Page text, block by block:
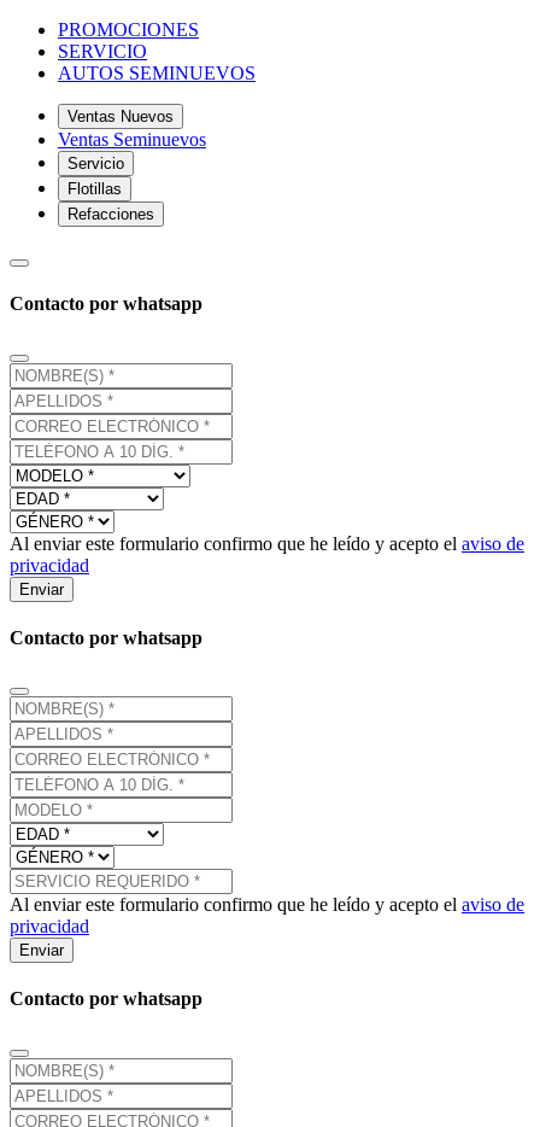
PROMOCIONES
SERVICIO
AUTOS SEMINUEVOS
Ventas Nuevos
Ventas Seminuevos
Servicio
Flotillas
Refacciones
Contacto por whatsapp
Al enviar este formulario confirmo que he leído y acepto el aviso de
privacidad
Enviar
Contacto por whatsapp
Al enviar este formulario confirmo que he leído y acepto el aviso de
privacidad
Enviar
Contacto por whatsapp